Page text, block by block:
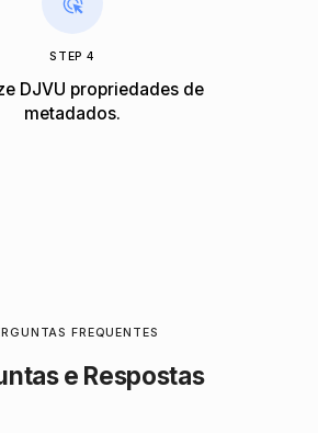
STEP 4
DJVU propriedades de
metadados.
FREQUENTES
e Respostas